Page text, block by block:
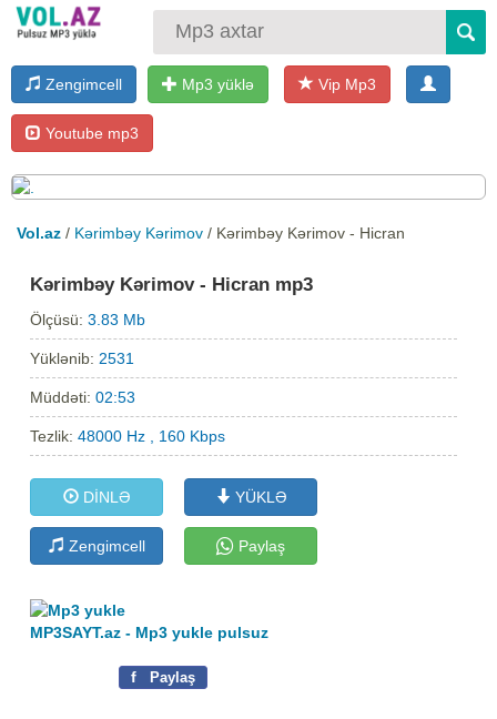
Zengimcell Mp3 yüklə Vip Mp3
Youtube mp3
Vol.az / Kərimbəy Kərimov / Kərimbəy Kərimov - Hicran
Kərimbəy Kərimov - Hicran mp3
Ölçüsü:3.83 Mb
Yüklənib: 2531
Müddəti:02:53
Tezlik:48000 Hz , 160 Kbps
DİNLƏ YÜKLƏ
Zengimcell Paylaş
MP3SAYT.az - Mp3 yukle pulsuz
f Paylaş